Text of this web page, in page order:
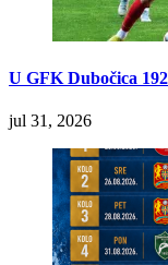
U GFK Dubočica
jul 31, 2026